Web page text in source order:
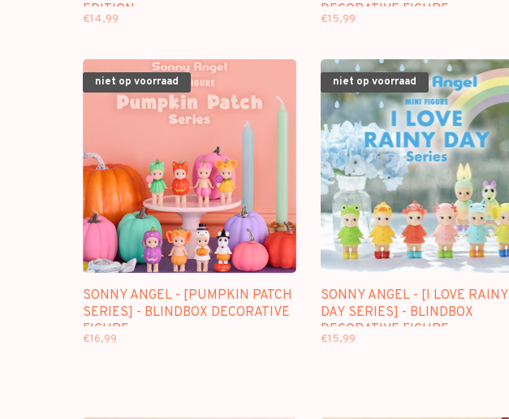
EDITION
€14,99
DECORATIVE FIGURE
€15,99
niet op voorraad
SONNY ANGEL - [PUMPKIN PATCH
SERIES] - BLINDBOX DECORATIVE
FIGURE
€16,99
niet op voorraad
SONNY ANGEL - [I LOVE RAINY
DAY SERIES] - BLINDBOX
DECORATIVE FIGURE
€15,99